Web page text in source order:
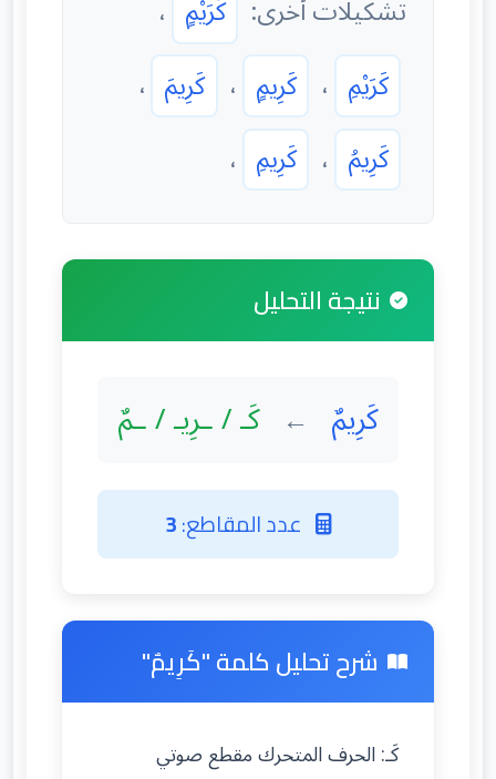
تشكيلات أخرى: كَرَيْمٍ ،
كَرَيْمِ ، كَرِيمٍ ، كَرِيمَ ،
كَرِيمُ ، كَرِيمِ ،
نتيجة التحليل
كَرِيمٌ ← كَـ / ـرِيـ / ـمٌ
عدد المقاطع:3
شرح تحليل كلمة "كَرِيمٌ"
كَـ: الحرف المتحرك مقطع صوتي